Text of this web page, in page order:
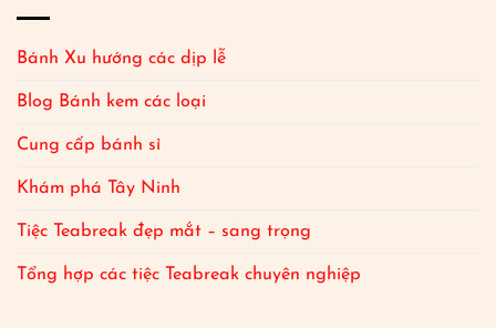
Bánh Xu hướng các dịp lễ
Blog Bánh kem các loại
Cung cấp bánh sỉ
Khám phá Tây Ninh
Tiệc Teabreak đẹp mắt – sang trọng
Tổng hợp các tiệc Teabreak chuyên nghiệp